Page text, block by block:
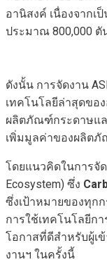
อานิสงค์ เนื่องจาก
ประมาณ 800,000 ตั
ดังนั้น การจัดงาน
เทคโนโลยีล่าสุดขอ
ผลิตภัณฑ์กระดาษแล
เพิ่มมูลค่าของผลิตภั
โดยแนวคิดในการจัด
Ecosystem) ซึ่ง
ซึ่งเป้าหมายของทุก
การใช้เทคโนโลยีก
โอกาสที่ดีสำหรับผู้เ
งานฯ ในครั้งนี้